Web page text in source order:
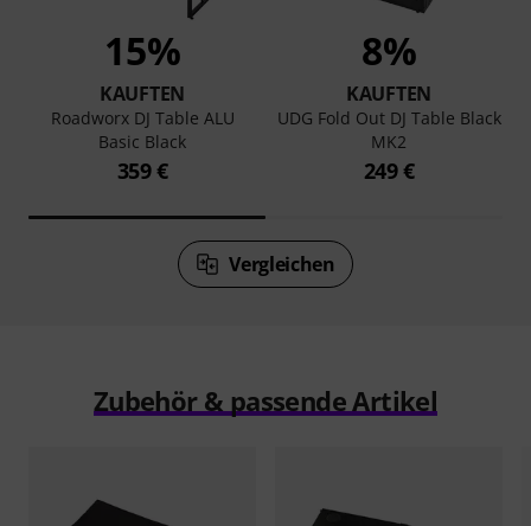
15%
KAUFTEN
Roadworx DJ Table ALU
Basic Black
359 €
8%
KAUFTEN
UDG Fold Out DJ Table Black
MK2
249 €
Vergleichen
Zubehör & passende Artikel